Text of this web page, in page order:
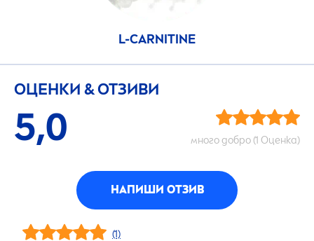
L-CARNITINE
ОЦЕНКИ & ОТЗИВИ
5,0 много добро (1 Оценка)
НАПИШИ ОТЗИВ
(1)